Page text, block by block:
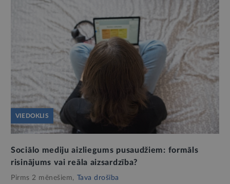
VIEDOKLIS
Sociālo mediju aizliegums pusaudžiem: formāls
risinājums vai reāla aizsardzība?
Pirms 2 mēnešiem, Tava drošība